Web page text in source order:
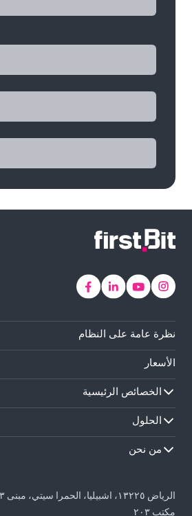
مكتب ٢٠٣
نظرة عامة على النظام
الأسعار
الخصائص الرئيسية
الحلول
من نحن